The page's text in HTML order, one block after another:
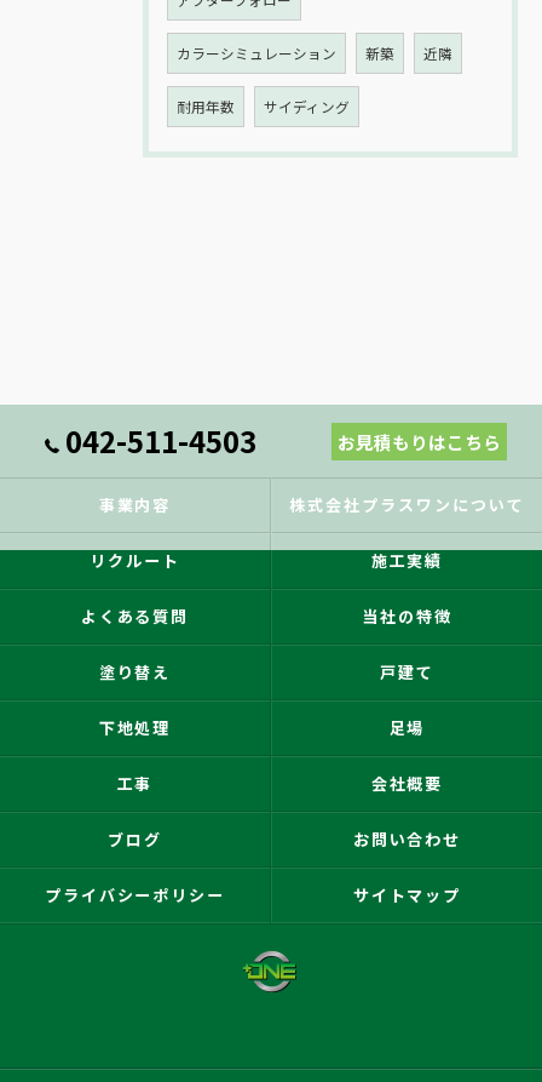
カラーシミュレーション 新築 近隣
耐用年数 サイディング
042-511-4503 お見積もりはこちら
事業内容 株式会社プラスワンについて
リクルート 施工実績
よくある質問 当社の特徴
塗り替え 戸建て
下地処理 足場
工事 会社概要
ブログ お問い合わせ
プライバシーポリシー サイトマップ